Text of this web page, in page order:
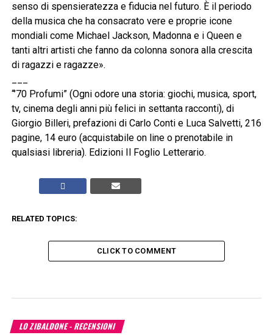
senso di spensieratezza e fiducia nel futuro. È il periodo
della musica che ha consacrato vere e proprie icone
mondiali come Michael Jackson, Madonna e i Queen e
tanti altri artisti che fanno da colonna sonora alla crescita
di ragazzi e ragazze».
“’70 Profumi” (Ogni odore una storia: giochi, musica, sport,
tv, cinema degli anni più felici in settanta racconti), di
Giorgio Billeri, prefazioni di Carlo Conti e Luca Salvetti, 216
pagine, 14 euro (acquistabile on line o prenotabile in
qualsiasi libreria). Edizioni Il Foglio Letterario.
RELATED TOPICS:
CLICK TO COMMENT
LO ZIBALDONE - RECENSIONI